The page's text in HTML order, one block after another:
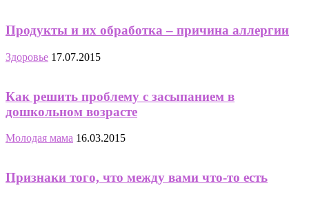
Продукты и их обработка – причина аллергии
Здоровье 17.07.2015
Как решить проблему с засыпанием в
дошкольном возрасте
Молодая мама 16.03.2015
Признаки того, что между вами что-то есть